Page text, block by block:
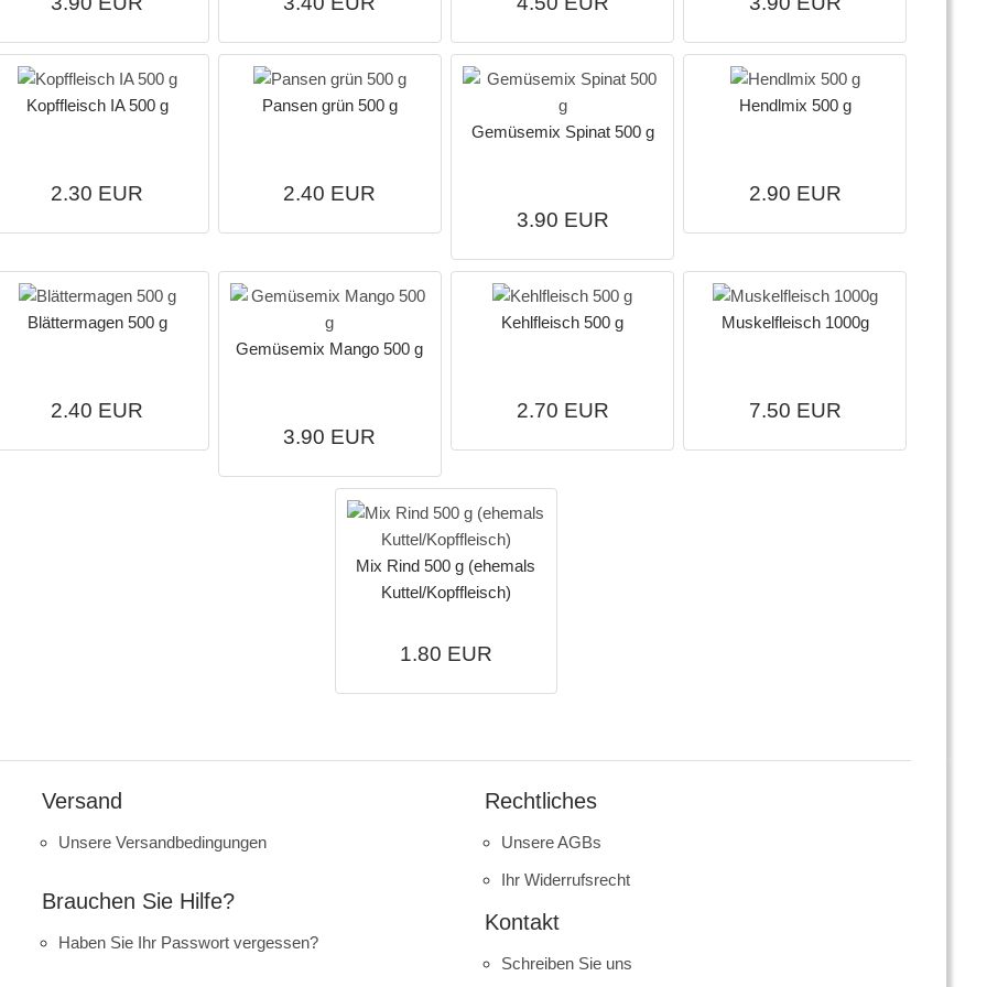
Kopffleisch IA 500 g
2.30 EUR
Pansen grün 500 g
2.40 EUR
Gemüsemix Spinat 500 g
3.90 EUR
Hendlmix 500 g
2.90 EUR
Blättermagen 500 g
2.40 EUR
Gemüsemix Mango 500 g
3.90 EUR
Kehlfleisch 500 g
2.70 EUR
Muskelfleisch 1000g
7.50 EUR
Mix Rind 500 g (ehemals
Kuttel/Kopffleisch)
1.80 EUR
Versand
Unsere Versandbedingungen
Brauchen Sie Hilfe?
Haben Sie Ihr Passwort vergessen?
Rechtliches
Unsere AGBs
Ihr Widerrufsrecht
Kontakt
Schreiben Sie uns